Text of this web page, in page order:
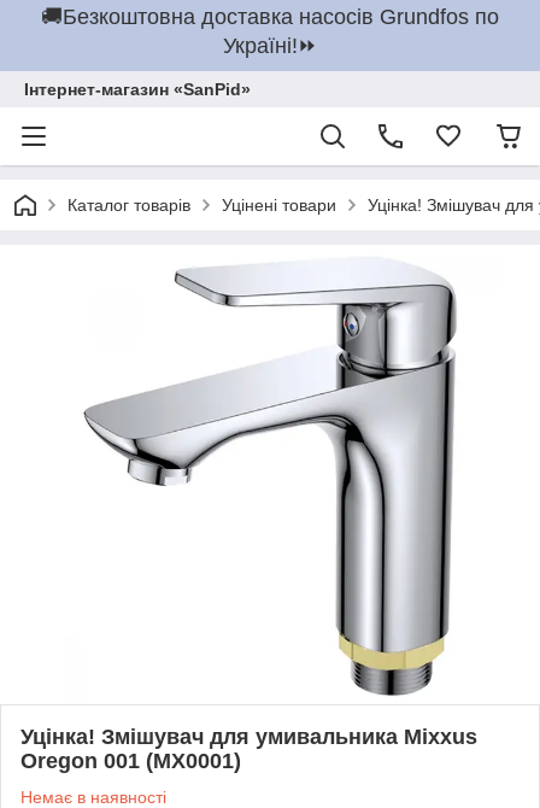
🚚Безкоштовна доставка насосів Grundfos по
Україні!⏩
Інтернет-магазин «SanPid»
Каталог товарів Уцінені товари Уцінка! Змішувач
Уцінка! Змішувач для умивальника Mixxus
Oregon 001 (MX0001)
Немає в наявності